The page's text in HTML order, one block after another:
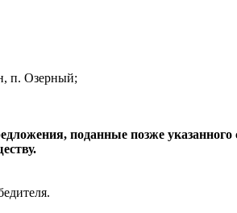
п. Озерный;
поданные позже